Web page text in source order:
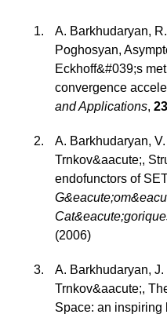
A. Barkhudaryan,
Poghosyan,
Eckhoff&#039;s
convergence
and Applications, 23
A. Barkhudaryan,
Trnkov&aacute;,
endofunctors of SET
(2006)
A. Barkhudaryan, J.
Trnkov&aacute;,
Space: an inspiring